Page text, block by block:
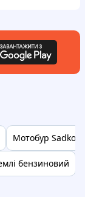
Мотобур Sadko
бензиновий